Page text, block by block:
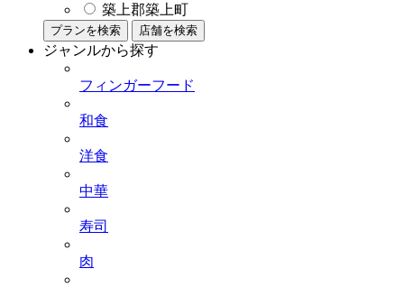
築上郡築上町
プランを検索 店舗を検索
ジャンルから探す
フィンガーフード
和食
洋食
中華
寿司
肉